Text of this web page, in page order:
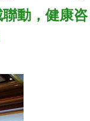
動，健康咨